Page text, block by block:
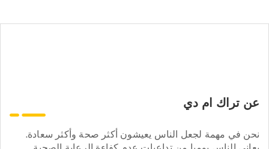
عن تراك ام دي
نحن في مهمة لجعل الناس يعيشون أكثر صحة وأكثر سعادة.